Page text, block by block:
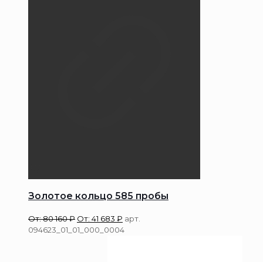
Золотое кольцо 585 пробы
От:80 160₽ От: 41 683 ₽ арт.
094623_01_01_000_0004